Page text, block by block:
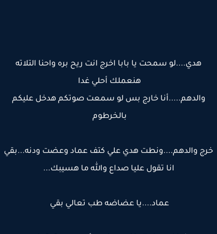
هدي....لو سمحت يا بابا اخرج انت ريح بره واحنا التلاته
هنعملك أحلي غدا
والدهم.....أنا خارج بس لو سمعت صوتكم هدخل عليكم
بالخرطوم
والدهم....ونطت هدي علي كتف عماد وعضت ودنه...بقي
انا تقول عليا صداع والله ما هسيبك...
عماد....يا عضاضه طب تعالي بقي